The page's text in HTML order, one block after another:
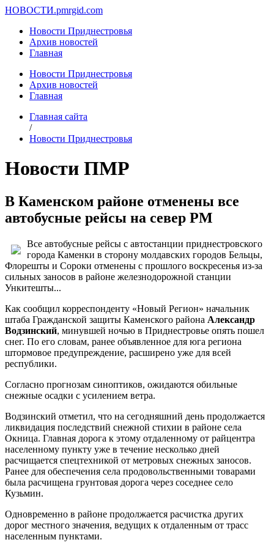
НОВОСТИ.pmrgid.com
Новости Приднестровья
Архив новостей
Главная
Новости Приднестровья
Архив новостей
Главная
Главная сайта
/
Новости Приднестровья
Новости ПМР
В Каменском районе отменены все
автобусные рейсы на север РМ
Все автобусные рейсы с автостанции приднестровского
города Каменки в сторону молдавских городов Бельцы,
Флорешты и Сороки отменены с прошлого воскресенья из-за
сильных заносов в районе железнодорожной станции
Ункитешты...
Как сообщил корреспонденту «Новый Регион» начальник
штаба Гражданской защиты Каменского района Александр
Водзинский, минувшей ночью в Приднестровье опять пошел
снег. По его словам, ранее объявленное для юга региона
штормовое предупреждение, расширено уже для всей
республики.
Согласно прогнозам синоптиков, ожидаются обильные
снежные осадки с усилением ветра.
Водзинский отметил, что на сегодняшний день продолжается
ликвидация последствий снежной стихии в районе села
Окница. Главная дорога к этому отдаленному от райцентра
населенному пункту уже в течение несколько дней
расчищается спецтехникой от метровых снежных заносов.
Ранее для обеспечения села продовольственными товарами
была расчищена грунтовая дорога через соседнее село
Кузьмин.
Одновременно в районе продолжается расчистка других
дорог местного значения, ведущих к отдаленным от трасс
населенным пунктами.